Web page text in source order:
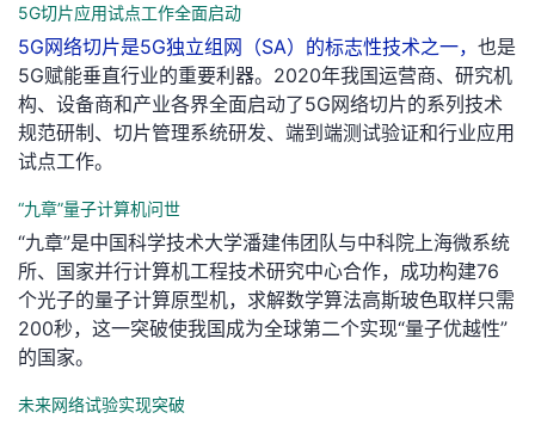
子
直
播
的
活
动
我
的
关
注
我
的
开
发
者
学
我
的
Programs
我
的
支
持
5G切片应用试点工作全面启动
5G网络切片是5G独立组网（SA）的标志性技术之一， 也是
5G赋能垂直行业的重要利器。2020年我国运营商、研究机
构、设备商和产业各界全面启动了5G网络切片的系列技术
规范研制、切片管理系统研发、端到端测试验证和行业应用
试点工作。
“九章”量子计算机问世
“九章”是中国科学技术大学潘建伟团队与中科院上海微系统
所、国家并行计算机工程技术研究中心合作，成功构建76
个光子的量子计算原型机，求解数学算法高斯玻色取样只需
200秒，这一突破使我国成为全球第二个实现“量子优越性”
的国家。
未来网络试验实现突破